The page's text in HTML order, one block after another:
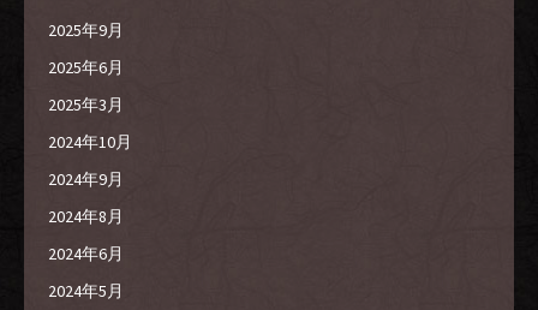
2025年9月
2025年6月
2025年3月
2024年10月
2024年9月
2024年8月
2024年6月
2024年5月